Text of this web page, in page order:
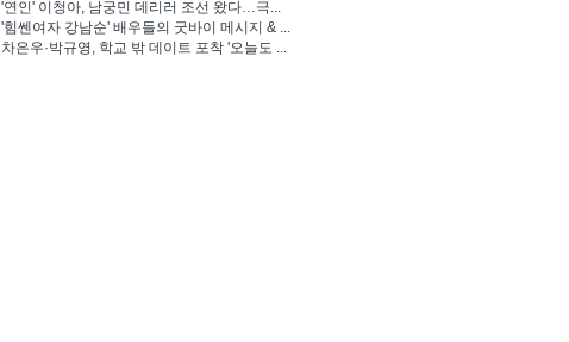
'연인' 이청아, 남궁민 데리러 조선 왔다…극...
'힘쎈여자 강남순' 배우들의 굿바이 메시지 & ...
차은우·박규영, 학교 밖 데이트 포착 '오늘도 ...